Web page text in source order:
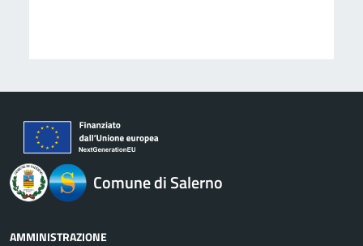
logo Unione Europea
Comune di Salerno
AMMINISTRAZIONE